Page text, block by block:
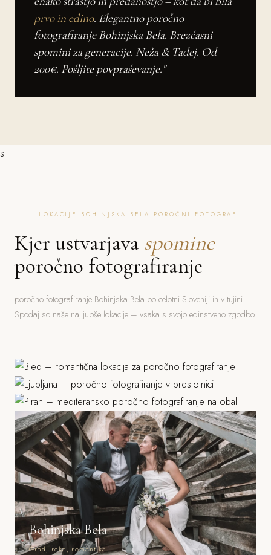
prvo in edino. Elegantno poročno
fotografiranje Bohinjska Bela. Brezčasni
spomini za generacije. Neža & Tadej. Od
200€. Pošljite povpraševanje."
s
LOKACIJE BOHINJSKA BELA POROČNI FOTOGRAF
Kjer ustvarjava spomine
poročno fotografiranje
poročno fotografiranje Bohinjska Bela po celotni Sloveniji in v tujini.
Spodaj so naše najljubše lokacije – vsaka s svojo edinstveno zgodbo.
Grad, stara mesta, parki
Piran
Morje, mediteranska arhitektura
Bohinjska Bela
Grad, reka, romantika